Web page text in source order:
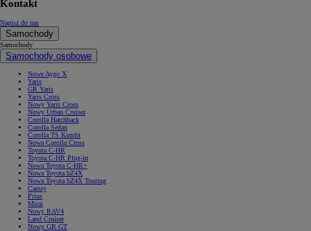
Kontakt
Napisz do nas
Samochody
Samochody
Samochody osobowe
Nowe Aygo X
Yaris
GR Yaris
Yaris Cross
Nowy Yaris Cross
Nowy Urban Cruiser
Corolla Hatchback
Corolla Sedan
Corolla TS Kombi
Nowa Corolla Cross
Toyota C-HR
Toyota C-HR Plug-in
Nowa Toyota C-HR+
Nowa Toyota bZ4X
Nowa Toyota bZ4X Touring
Camry
Prius
Mirai
Nowy RAV4
Land Cruiser
Nowy GR GT